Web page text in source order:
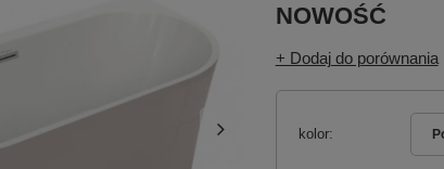
NOWOŚĆ
+ Dodaj do porównania
kolor